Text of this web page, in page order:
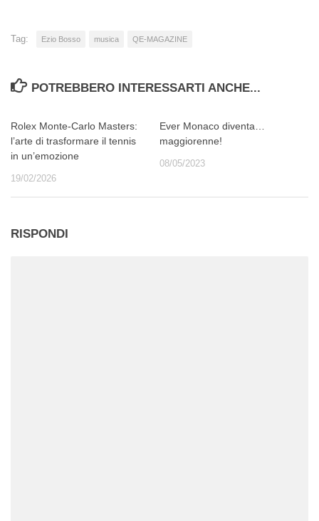
Tag: Ezio Bosso musica QE-MAGAZINE
POTREBBERO INTERESSARTI ANCHE...
Rolex Monte‑Carlo Masters:
l’arte di trasformare il tennis
in un’emozione
19/02/2026
Ever Monaco diventa…
maggiorenne!
08/05/2023
RISPONDI